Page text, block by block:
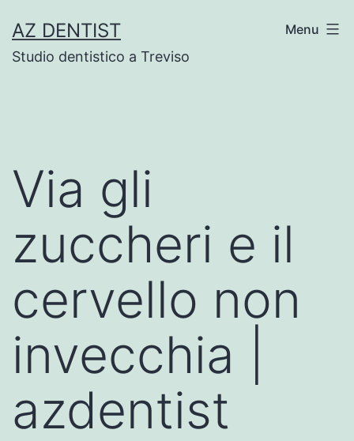
to
content
AZ DENTIST
Studio dentistico a Treviso
Menu
Via gli
zuccheri e il
cervello non
invecchia |
azdentist